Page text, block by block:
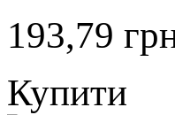
193,79
Купити